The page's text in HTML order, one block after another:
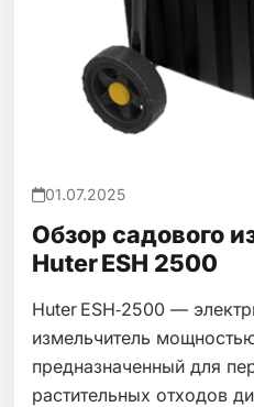
01.07.2025
Обзор садового
Huter ESH 2500
Huter ESH‑2500 —
измельчитель
предназначенный для
растительных отходов